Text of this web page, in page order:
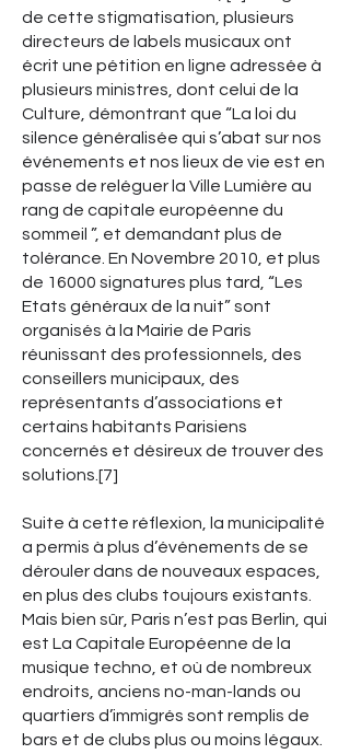
de cette stigmatisation, plusieurs
directeurs de labels musicaux ont
écrit une pétition en ligne adressée à
plusieurs ministres, dont celui de la
Culture, démontrant que “La loi du
silence généralisée qui s’abat sur nos
événements et nos lieux de vie est en
passe de reléguer la Ville Lumière au
rang de capitale européenne du
sommeil ”, et demandant plus de
tolérance. En Novembre 2010, et plus
de 16000 signatures plus tard, “Les
Etats généraux de la nuit” sont
organisés à la Mairie de Paris
réunissant des professionnels, des
conseillers municipaux, des
représentants d’associations et
certains habitants Parisiens
concernés et désireux de trouver des
solutions.[7]
Suite à cette réflexion, la municipalité
a permis à plus d’événements de se
dérouler dans de nouveaux espaces,
en plus des clubs toujours existants.
Mais bien sûr, Paris n’est pas Berlin, qui
est La Capitale Européenne de la
musique techno, et où de nombreux
endroits, anciens no-man-lands ou
quartiers d’immigrés sont remplis de
bars et de clubs plus ou moins légaux.